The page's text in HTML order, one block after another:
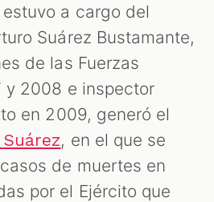
a cargo del
Suárez Bustamante,
de las Fuerzas
y 2008 e inspector
en 2009, generó el
, en el que se
de muertes en
por el Ejército que